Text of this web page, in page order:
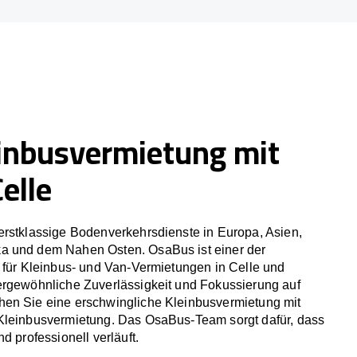
mit
Bodenverkehrsdienste in Europa, Asien,
und dem Nahen Osten. OsaBus ist einer der
Kleinbus- und Van-Vermietungen in Celle und
Zuverlässigkeit und Fokussierung auf
Sie eine erschwingliche Kleinbusvermietung mit
Das OsaBus-Team sorgt dafür, dass
professionell verläuft.